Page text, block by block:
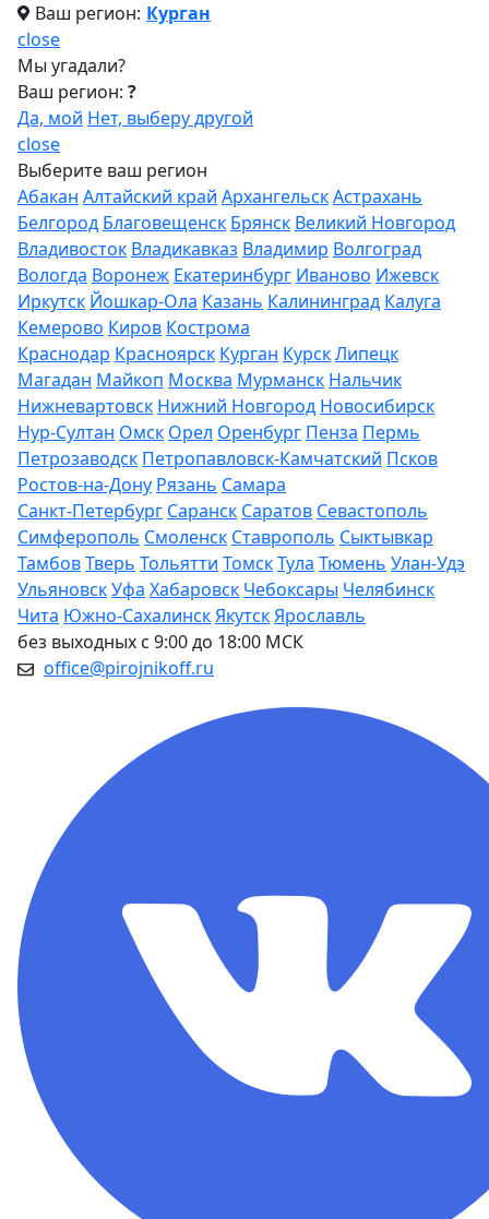
Ваш регион: Курган
close
Мы угадали?
Ваш регион: ?
Да, мой Нет, выберу другой
close
Выберите ваш регион
Абакан Алтайский край АрхангельскАстрахань
Белгород Благовещенск Брянск Великий Новгород
Владивосток Владикавказ Владимир Волгоград
Вологда Воронеж Екатеринбург Иваново Ижевск
Иркутск Йошкар-Ола Казань Калининград Калуга
Кемерово Киров Кострома
Краснодар Красноярск Курган КурскЛипецк
Магадан Майкоп Москва Мурманск Нальчик
Нижневартовск Нижний Новгород Новосибирск
Нур-Султан Омск Орел Оренбург Пенза Пермь
Петрозаводск Петропавловск-Камчатский Псков
Ростов-на-Дону Рязань Самара
Санкт-Петербург Саранск Саратов Севастополь
Симферополь Смоленск Ставрополь Сыктывкар
ТамбовТверь Тольятти ТомскТула Тюмень Улан-Удэ
УльяновскУфа Хабаровск Чебоксары Челябинск
Чита Южно-СахалинскЯкутскЯрославль
без выходных с 9:00 до 18:00 МСК
office@pirojnikoff.ru